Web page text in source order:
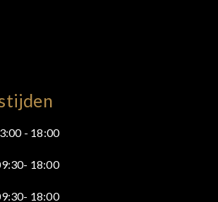
- 18:00
18:00
18:00